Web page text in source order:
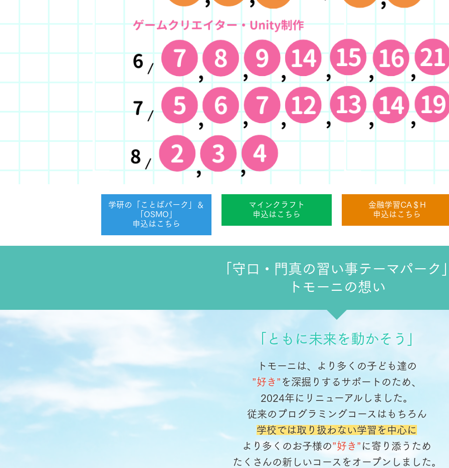
学研の「ことばパーク」＆
「OSMO」
申込はこちら
マインクラフト
申込はこちら
金融学習CA＄H
申込はこちら
「守口・門真の習い事テーマパーク
トモーニの想い
「ともに未来を動かそう」
トモーニは、より多くの子ども達の
”好き” を深掘りするサポートのため、
2024年にリニューアルしました。
従来のプログラミングコースはもちろん
学校では取り扱わない学習を中心に
より多くのお子様の”好き” に寄り添うため
たくさんの新しいコースをオープンしました。